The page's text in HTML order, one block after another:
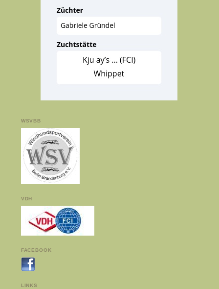
WSVBB
VDH
FACEBOOK
LINKS